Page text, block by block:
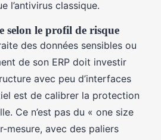
l’antivirus classique.
selon le profil de risque
des données sensibles ou
de son ERP doit investir
avec peu d’interfaces
est de calibrer la protection
Ce n’est pas du « one size
mesure, avec des paliers